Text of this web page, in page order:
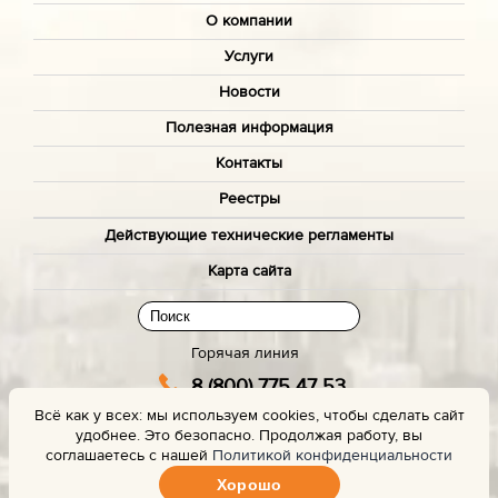
О компании
Услуги
Новости
Полезная информация
Контакты
Реестры
Действующие технические регламенты
Карта сайта
Горячая линия
8 (800) 775 47 53
(звонок бесплатный)
Заказать звонок с сайта
Всё как у всех: мы используем cookies, чтобы сделать сайт
удобнее. Это безопасно. Продолжая работу, вы
соглашаетесь с нашей Политикой конфиденциальности
Хорошо